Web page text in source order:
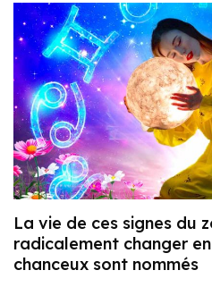
La vie de ces signes du
radicalement changer
chanceux sont nommés